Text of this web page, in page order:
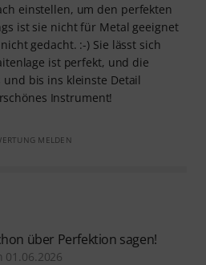
einstellen, um den perfekten
ist sie nicht für Metal geeignet
gedacht. :-) Sie lässt sich
ist perfekt, und die
bis ins kleinste Detail
Instrument!
MELDEN
über Perfektion sagen!
01.06.2026